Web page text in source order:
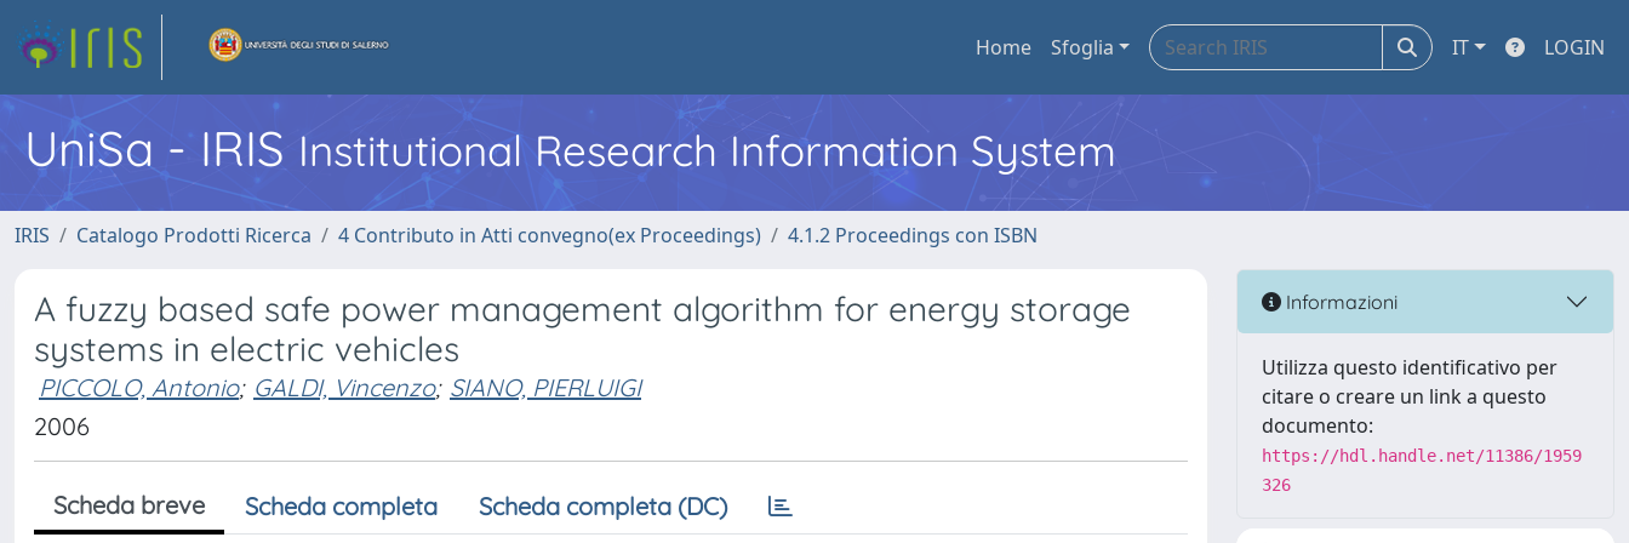
Home Sfoglia IT LOGIN
UniSa - IRIS Institutional Research Information System
IRIS Catalogo Prodotti Ricerca 4 Contributo in Atti convegno(ex Proceedings) 4.1.2 Proceedings con ISBN
A fuzzy based safe power management algorithm for energy storage
systems in electric vehicles
PICCOLO, Antonio; GALDI, Vincenzo; SIANO, PIERLUIGI
2006
Scheda breve Scheda completa Scheda completa (DC)
Informazioni
Utilizza questo identificativo per
citare o creare un link a questo
documento:
https://hdl.handle.net/11386/1959
326